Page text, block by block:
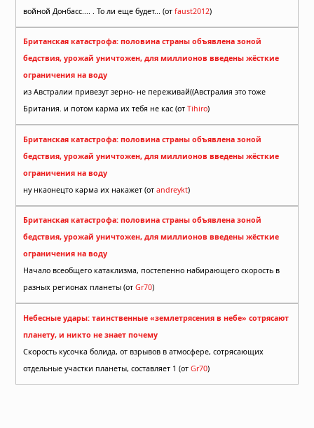
войной Донбасс.... . То ли еще будет... (от faust2012)
Британская катастрофа: половина страны объявлена зоной
бедствия, урожай уничтожен, для миллионов введены жёсткие
ограничения на воду
из Австралии привезут зерно- не переживай((Австралия это тоже
Британия. и потом карма их тебя не кас (от Tihiro)
Британская катастрофа: половина страны объявлена зоной
бедствия, урожай уничтожен, для миллионов введены жёсткие
ограничения на воду
ну нкаонецто карма их накажет (от andreykt)
Британская катастрофа: половина страны объявлена зоной
бедствия, урожай уничтожен, для миллионов введены жёсткие
ограничения на воду
Начало всеобщего катаклизма, постепенно набирающего скорость в
разных регионах планеты (от Gr70)
Небесные удары: таинственные «землетрясения в небе» сотрясают
планету, и никто не знает почему
Скорость кусочка болида, от взрывов в атмосфере, сотрясающих
отдельные участки планеты, составляет 1 (от Gr70)